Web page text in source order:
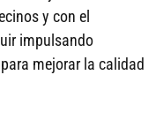
y con el
impulsando
mejorar la calidad